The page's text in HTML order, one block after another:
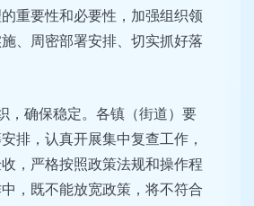
重要性和必要性，加强组织领
、周密部署安排、切实抓好落
，确保稳定。各镇（街道）要
排，认真开展集中复查工作，
，严格按照政策法规和操作程
，既不能放宽政策，将不符合